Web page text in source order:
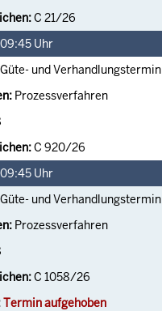
C 21/26
09:45 Uhr
Güte- und Verhandlungstermin
Prozessverfahren
C 920/26
09:45 Uhr
Güte- und Verhandlungstermin
Prozessverfahren
C 1058/26
Termin aufgehoben